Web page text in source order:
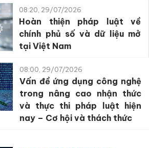
08:20, 29/07/2026
Hoàn thiện pháp luật về
chính phủ số và dữ liệu mở
tại Việt Nam
08:00, 29/07/2026
Vấn đề ứng dụng công nghệ
trong nâng cao nhận thức
và thực thi pháp luật hiện
nay – Cơ hội và thách thức